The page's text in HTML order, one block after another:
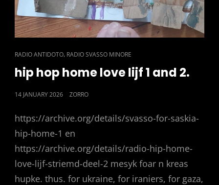
CAT
LINKS
RADIO ANTIDOTO, RADIO SVASSO MINORE
hip hop home love lijf 1 and 2.
POSTED
14 JANUARY 2026 ZORRO
https://archive.org/details/svasso-for-saskia-
hip-home-1 en
https://archive.org/details/radio-hip-home-
love-lijf-striemd-deel-2 mesyk foar n kreas
hupke. thus. for ukraine, for iraniers, for gaza,